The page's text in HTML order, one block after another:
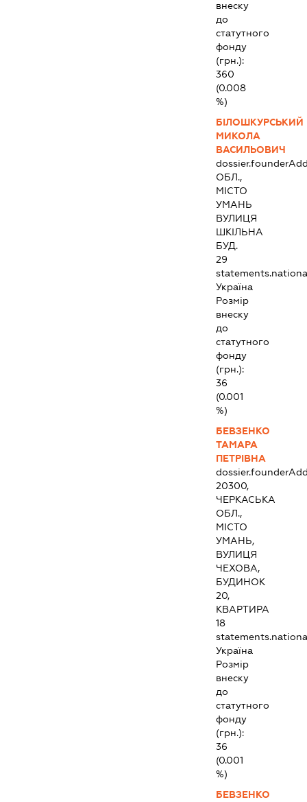
внеску
до
статутного
фонду
(грн.):
360
(0.008
%)
БІЛОШКУРСЬКИЙ
МИКОЛА
ВАСИЛЬОВИЧ
ОБЛ.,
МІСТО
УМАНЬ
ВУЛИЦЯ
ШКІЛЬНА
БУД.
29
Україна
Розмір
внеску
до
статутного
фонду
(грн.):
36
(0.001
%)
БЕВЗЕНКО
ТАМАРА
ПЕТРІВНА
20300,
ЧЕРКАСЬКА
ОБЛ.,
МІСТО
УМАНЬ,
ВУЛИЦЯ
ЧЕХОВА,
БУДИНОК
20,
КВАРТИРА
18
Україна
Розмір
внеску
до
статутного
фонду
(грн.):
36
(0.001
%)
БЕВЗЕНКО